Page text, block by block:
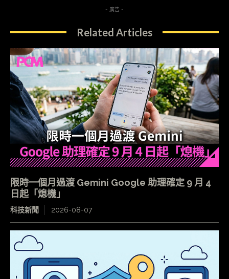
- 廣告 -
Related Articles
限時一個月過渡 Gemini Google 助理確定 9 月 4
日起「熄機」
科技新聞 2026-08-07